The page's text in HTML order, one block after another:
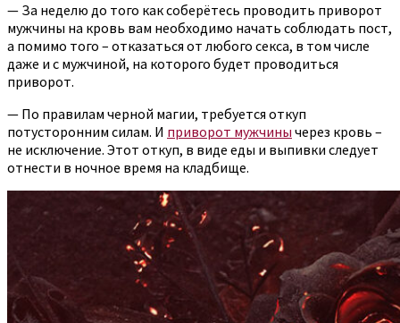
— За неделю до того как соберётесь проводить приворот
мужчины на кровь вам необходимо начать соблюдать пост,
а помимо того – отказаться от любого секса, в том числе
даже и с мужчиной, на которого будет проводиться
приворот.
— По правилам черной магии, требуется откуп
потусторонним силам. И приворот мужчины через кровь –
не исключение. Этот откуп, в виде еды и выпивки следует
отнести в ночное время на кладбище.